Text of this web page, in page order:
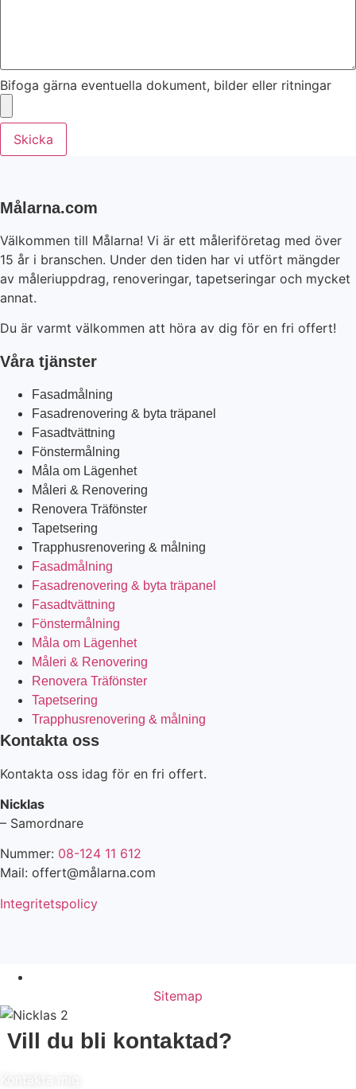
Bifoga gärna eventuella dokument, bilder eller ritningar
Skicka
Målarna.com
Välkommen till Målarna! Vi är ett måleriföretag med över
15 år i branschen. Under den tiden har vi utfört mängder
av måleriuppdrag, renoveringar, tapetseringar och mycket
annat.
Du är varmt välkommen att höra av dig för en fri offert!
Våra tjänster
Fasadmålning
Fasadrenovering & byta träpanel
Fasadtvättning
Fönstermålning
Måla om Lägenhet
Måleri & Renovering
Renovera Träfönster
Tapetsering
Trapphusrenovering & målning
Fasadmålning
Fasadrenovering & byta träpanel
Fasadtvättning
Fönstermålning
Måla om Lägenhet
Måleri & Renovering
Renovera Träfönster
Tapetsering
Trapphusrenovering & målning
Kontakta oss
Kontakta oss idag för en fri offert.
Nicklas
– Samordnare
Nummer: 08-124 11 612
Mail: offert@målarna.com
Integritetspolicy
Sitemap
Vill du bli kontaktad?